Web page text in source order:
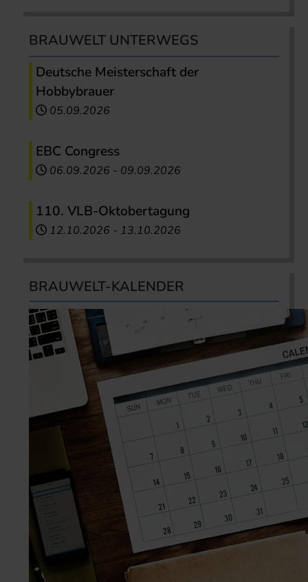
BRAUWELT UNTERWEGS
Deutsche Meisterschaft der
Hobbybrauer
05.09.2026
EBC Congress
06.09.2026 - 09.09.2026
110. VLB-Oktobertagung
12.10.2026 - 13.10.2026
BRAUWELT-KALENDER